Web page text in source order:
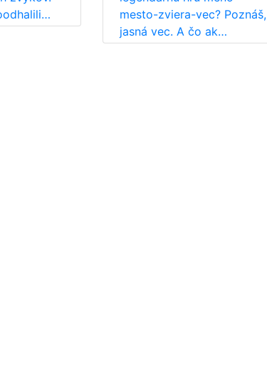
mesto-zviera-vec? Poznáš,
jasná vec. A čo ak…